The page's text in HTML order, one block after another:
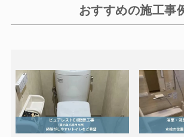
おすすめの施工事